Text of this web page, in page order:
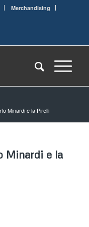
Merchandising
Minardi e la Pirelli
Minardi e la